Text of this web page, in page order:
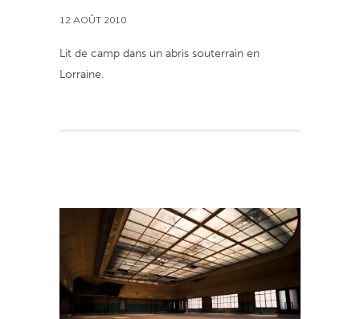
12 AOÛT 2010
Lit de camp dans un abris souterrain en
Lorraine.